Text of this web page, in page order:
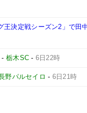
決定戦シーズン2」で田
-栃木SC - 6日22時
野パルセイロ - 6日21時